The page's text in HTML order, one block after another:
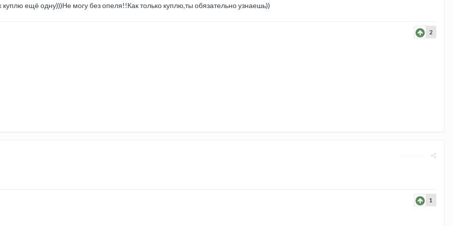
куплю ещё одну)))Не могу без опеля!!Как только куплю,ты обязательно узнаешь))
2
1